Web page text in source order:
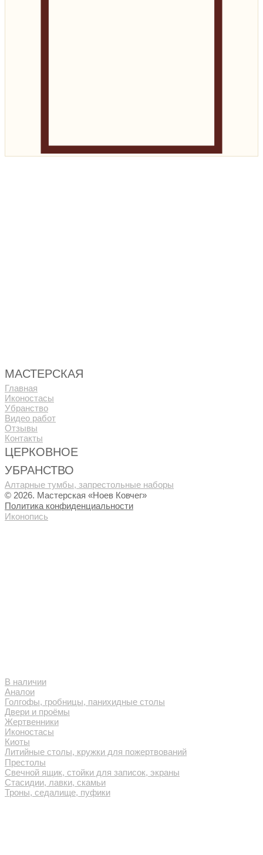
МАСТЕРСКАЯ
Главная
Иконостасы
Убранство
Видео работ
Отзывы
Контакты
ЦЕРКОВНОЕ
УБРАНСТВО
Алтарные тумбы, запрестольные наборы
© 2026. Мастерская «Ноев Ковчег»
Политика конфиденциальности
Иконопись
В наличии
Аналои
Голгофы, гробницы, панихидные столы
Двери и проёмы
Жертвенники
Иконостасы
Киоты
Литийные столы, кружки для пожертвований
Престолы
Свечной ящик, стойки для записок, экраны
Стасидии, лавки, скамьи
Троны, седалище, пуфики